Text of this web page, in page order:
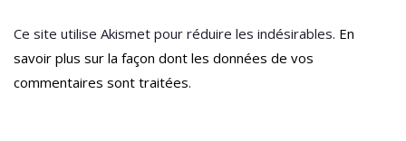
Ce site utilise Akismet pour réduire les indésirables. En
savoir plus sur la façon dont les données de vos
commentaires sont traitées.